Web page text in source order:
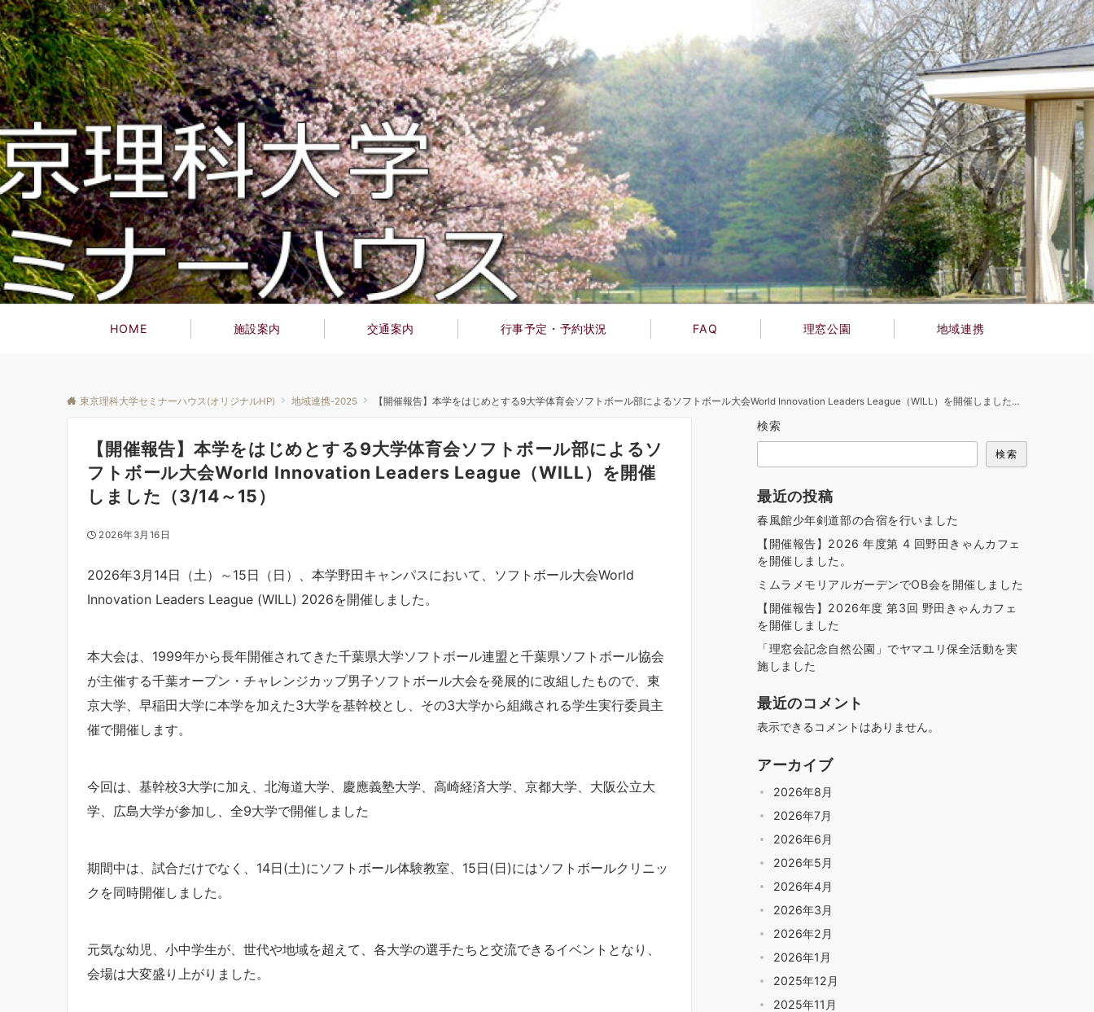
東京理科大学 セミナーハウス
HOME 施設案内 交通案内 行事予定・予約状況 FAQ 理窓公園 地域連携
東京理科大学セミナーハウス(オリジナルHP) 地域連携-2025 【開催報告】本学をはじめとする9大学体育会ソフトボール部によるソフトボール大会World Innovation Leaders League（WILL）を開催しました（3/14～15）
【開催報告】本学をはじめとする9大学体育会ソフトボール部によるソ
フトボール大会World Innovation Leaders League（WILL）を開催
しました（3/14～15）
2026年3月16日
2026年3月14日（土）～15日（日）、本学野田キャンパスにおいて、ソフトボール大会World
Innovation Leaders League (WILL) 2026を開催しました。
本大会は、1999年から長年開催されてきた千葉県大学ソフトボール連盟と千葉県ソフトボール協会
が主催する千葉オープン・チャレンジカップ男子ソフトボール大会を発展的に改組したもので、東
京大学、早稲田大学に本学を加えた3大学を基幹校とし、その3大学から組織される学生実行委員主
催で開催します。
今回は、基幹校3大学に加え、北海道大学、慶應義塾大学、高崎経済大学、京都大学、大阪公立大
学、広島大学が参加し、全9大学で開催しました
期間中は、試合だけでなく、14日(土)にソフトボール体験教室、15日(日)にはソフトボールクリニッ
クを同時開催しました。
元気な幼児、小中学生が、世代や地域を超えて、各大学の選手たちと交流できるイベントとなり、
会場は大変盛り上がりました。
検索
検索
最近の投稿
春風館少年剣道部の合宿を行いました
【開催報告】2026 年度第 4 回野田きゃんカフェ
を開催しました。
ミムラメモリアルガーデンでOB会を開催しました
【開催報告】2026年度 第3回 野田きゃんカフェ
を開催しました
「理窓会記念自然公園」でヤマユリ保全活動を実
施しました
最近のコメント
表示できるコメントはありません。
アーカイブ
2026年8月
2026年7月
2026年6月
2026年5月
2026年4月
2026年3月
2026年2月
2026年1月
2025年12月
2025年11月